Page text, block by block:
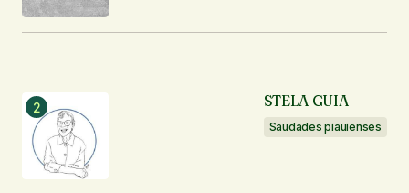
STELA GUIA
Saudades piauienses